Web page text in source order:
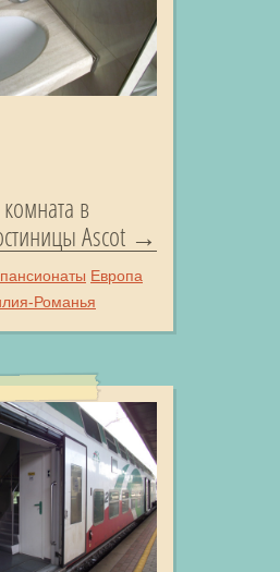
в
Ascot
Европа
Романья